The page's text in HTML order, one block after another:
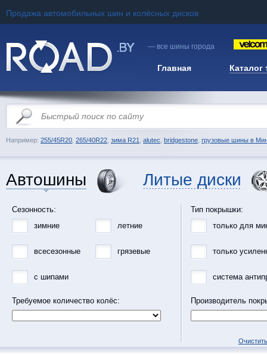
Продажа автомобильных шин и колёсных дисков
— все шины города
Главная Каталог
Например: 255/45R20 265/40R22 зима R21 alutec bridgestone грузовые шины в
Автошины Литые диски
Сезонность:
зимние
летние
всесезонные грязевые
с шипами
Требуемое количество колёс:
Тип покрышки:
только для
только
система
Производитель